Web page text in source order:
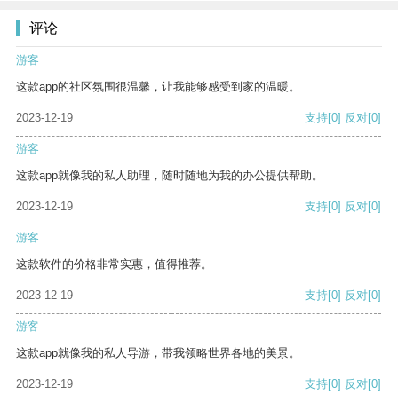
评论
游客
这款app的社区氛围很温馨，让我能够感受到家的温暖。
2023-12-19 支持[0] 反对[0]
游客
这款app就像我的私人助理，随时随地为我的办公提供帮助。
2023-12-19 支持[0] 反对[0]
游客
这款软件的价格非常实惠，值得推荐。
2023-12-19 支持[0] 反对[0]
游客
这款app就像我的私人导游，带我领略世界各地的美景。
2023-12-19 支持[0] 反对[0]